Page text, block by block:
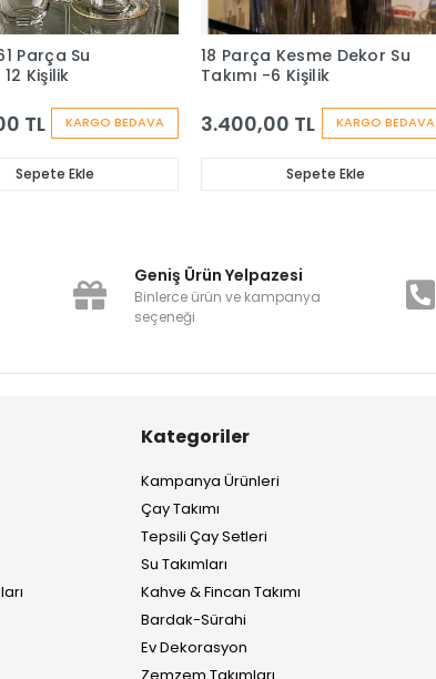
KARGO BEDAVA
Parça Su
Kişilik
TL
Sepete Ekle
KARGO BEDAVA
18 Parça Kesme Dekor Su
Takımı -6 Kişilik
3.400,00 TL
Sepete Ekle
Geniş Ürün Yelpazesi
Binlerce ürün ve kampanya
seçeneği
Kategoriler
Kampanya Ürünleri
Çay Takımı
Tepsili Çay Setleri
Su Takımları
Kahve & Fincan Takımı
Bardak-Sürahi
Ev Dekorasyon
Zemzem Takımları